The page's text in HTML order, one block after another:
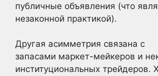
публичные объявления (что
незаконной практикой).
Другая асимметрия связана с
запасами маркет-мейкеров и
институциональных трейдеров.